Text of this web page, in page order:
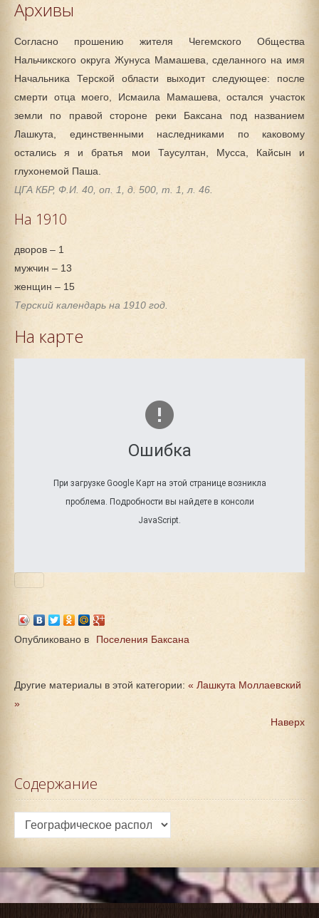
Архивы
Согласно прошению жителя Чегемского Общества
Нальчикского округа Жунуса Мамашева, сделанного на имя
Начальника Терской области выходит следующее: после
смерти отца моего, Исмаила Мамашева, остался участок
земли по правой стороне реки Баксана под названием
Лашкута, единственными наследниками по каковому
остались я и братья мои Таусултан, Мусса, Кайсын и
глухонемой Паша.
ЦГА КБР, Ф.И. 40, оп. 1, д. 500, т. 1, л. 46.
На 1910
дворов – 1
мужчин – 13
женщин – 15
Терский календарь на 1910 год.
На карте
Ошибка
При загрузке Google Карт на этой странице возникла
проблема. Подробности вы найдете в консоли
JavaScript.
Опубликовано в Поселения Баксана
Другие материалы в этой категории: « Лашкута Моллаевский
»
Наверх
Содержание